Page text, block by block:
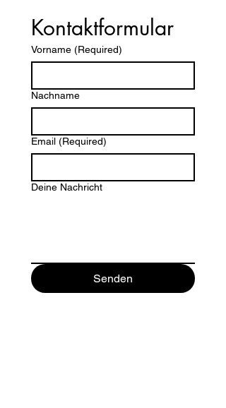
Vorname (Required)
Nachname
Email (Required)
Deine Nachricht
Senden